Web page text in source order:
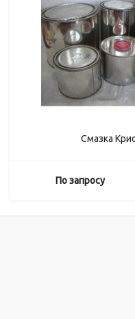
Смазка
По запросу